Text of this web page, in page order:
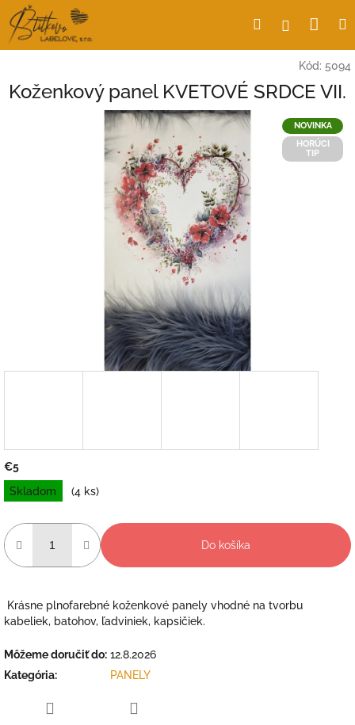
Prejsť
na
obsah
Hľadať
Kód: 5094
Koženkový panel KVETOVÉ SRDCE VII.
NOVINKA
HORÚCI
TIP
€5
Jednotková
cena:
Skladom (4 ks)
Do košíka
Krásne plnofarebné koženkové panely vhodné na tvorbu
kabeliek, batohov, ľadviniek, kapsičiek.
Môžeme doručiť do: 12.8.2026
Kategória: PANELY